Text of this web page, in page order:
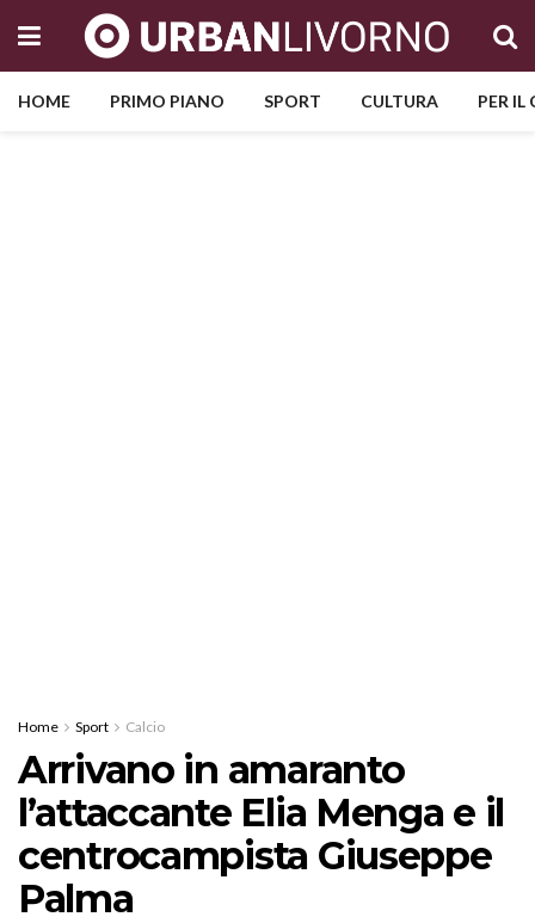
HOME PRIMO PIANO SPORT CULTURA PER
Home Sport Calcio
Arrivano in amaranto
l’attaccante Elia Menga e il
centrocampista Giuseppe
Palma